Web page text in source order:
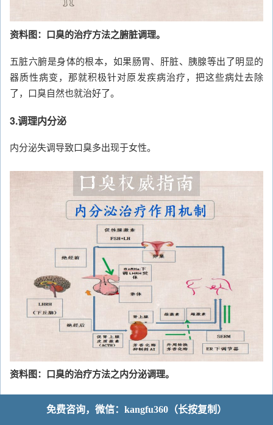
资料图：口臭的治疗方法之腑脏调理。
五脏六腑是身体的根本，如果肠胃、肝脏、胰腺等出了明显的
器质性病变，那就积极针对原发疾病治疗，把这些病灶去除
了，口臭自然也就治好了。
3.调理内分泌
内分泌失调导致口臭多出现于女性。
资料图：口臭的治疗方法之内分泌调理。
女性的内分泌更加复杂，会经历青春期、少女期、月经期、孕
产妇期、更年期、老年期等多个容易内分泌紊乱的阶段。调理
免费咨询，微信：kangfu360（长按复制）